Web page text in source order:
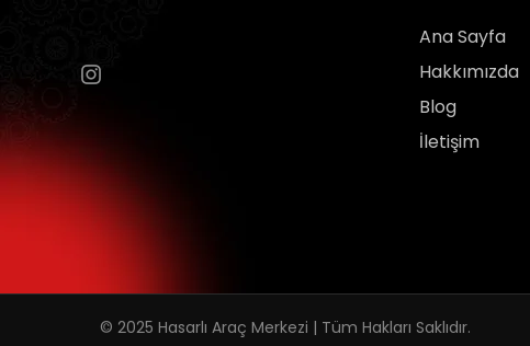
Ana Sayfa
Hakkımızda
Blog
İletişim
© 2025 Hasarlı Araç Merkezi | Tüm Hakları Saklıdır.